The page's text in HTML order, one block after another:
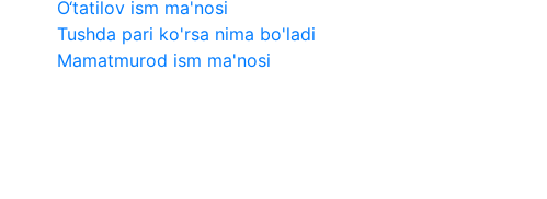
O‘tatilov ism ma'nosi
Tushda pari ko'rsa nima bo'ladi
Mamatmurod ism ma'nosi